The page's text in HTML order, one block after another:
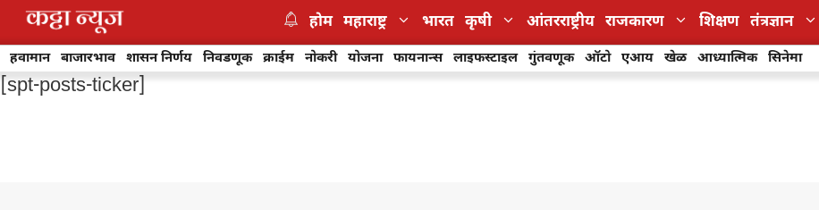
Skip
content
होम महाराष्ट्र भारत कृषी आंतरराष्ट्रीय राजकारण शिक्षण तंत्रज्ञान
हवामान बाजारभाव शासन निर्णय निवडणूक क्राईम नोकरी योजना फायनान्स लाइफस्टाइल गुंतवणूक ऑटो एआय खेळ आध्यात्मिक सिनेमा
[spt-posts-ticker]